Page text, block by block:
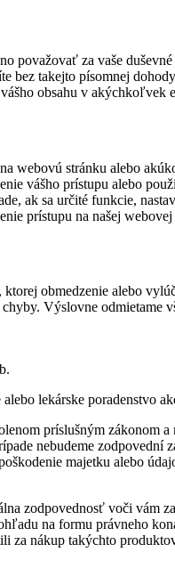
považovať za vaše
bez takejto písomnej
obsahu v akýchkoľvek
stránku alebo
vášho prístupu alebo
ak sa určité funkcie,
prístupu na našej webovej
obmedzenie alebo
chyby. Výslovne
lekárske
príslušným
nebudeme
majetku alebo
zodpovednosť voči vám
na formu právneho
za nákup takýchto